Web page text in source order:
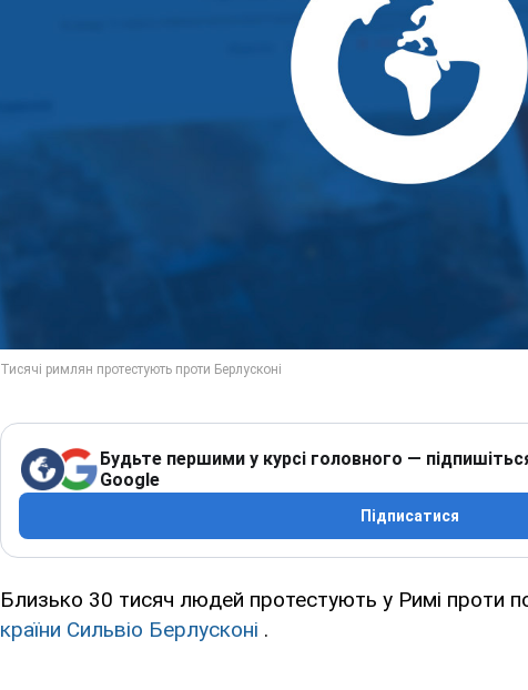
Будьте першими у курсі головного —
Google
Підписатися
Близько 30 тисяч людей протестують у Римі проти
країни Сильвіо Берлусконі .